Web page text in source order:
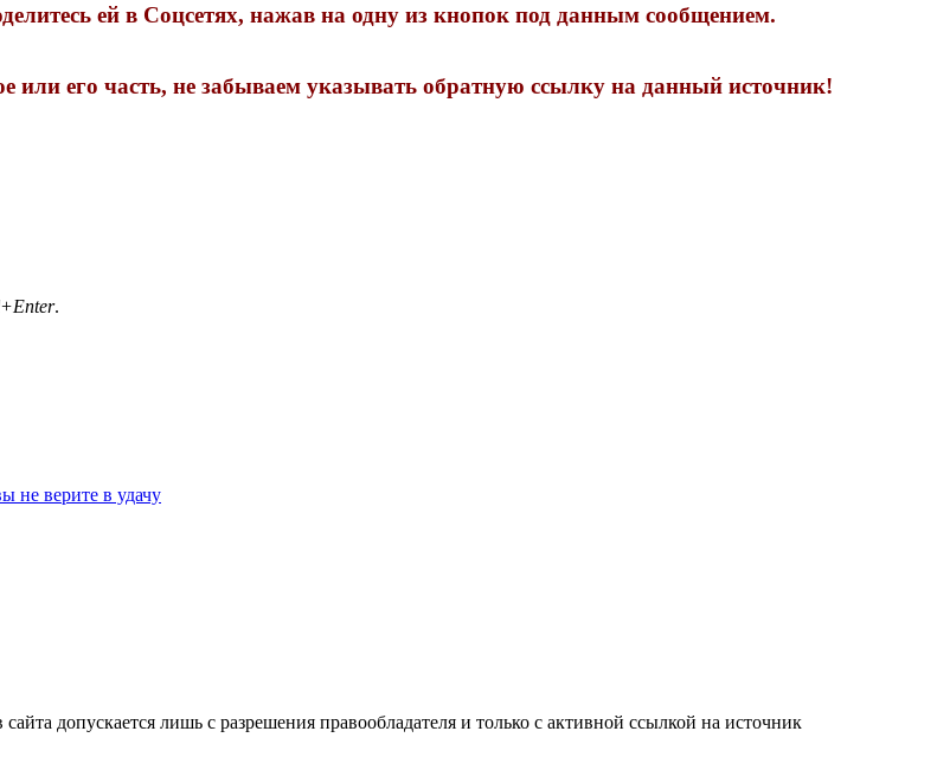
ей в Соцсетях, нажав на одну из кнопок под данным сообщением.
его часть, не забываем указывать обратную ссылку на данный источник!
.
не верите в удачу
допускается лишь с разрешения правообладателя и только с активной ссылкой на источник